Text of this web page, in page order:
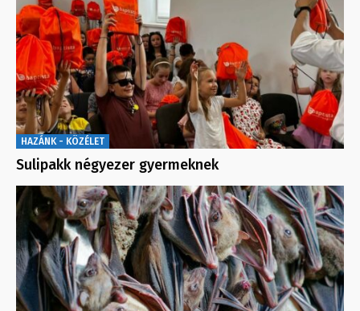
HAZÁNK - KÖZÉLET
Sulipakk négyezer gyermeknek